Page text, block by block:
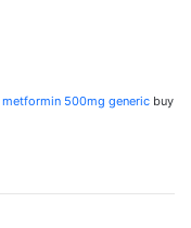
metformin 500mg generic buy